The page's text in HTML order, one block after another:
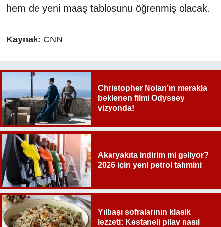
hem de yeni maaş tablosunu öğrenmiş olacak.
Kaynak: CNN
Christopher Nolan’ın merakla
beklenen filmi Odyssey
vizyonda!
Akaryakıta indirim mi geliyor?
2026 için yeni petrol tahmini
Yılbaşı sofralarının klasik
lezzeti: Kestaneli pilav nasıl